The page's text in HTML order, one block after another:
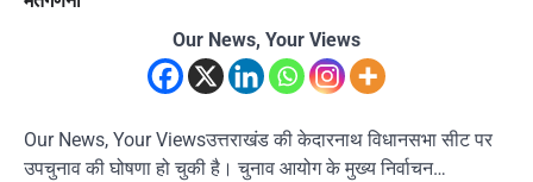
Our News, Your Views
Our News, Your Viewsउत्तराखंड की केदारनाथ विधानसभा सीट पर
उपचुनाव की घोषणा हो चुकी है। चुनाव आयोग के मुख्य निर्वाचन…